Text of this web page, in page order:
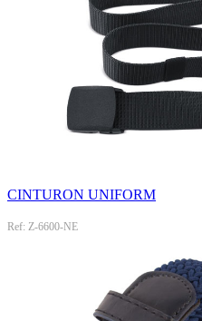
CINTURON UNIFORM
Ref: Z-6600-NE